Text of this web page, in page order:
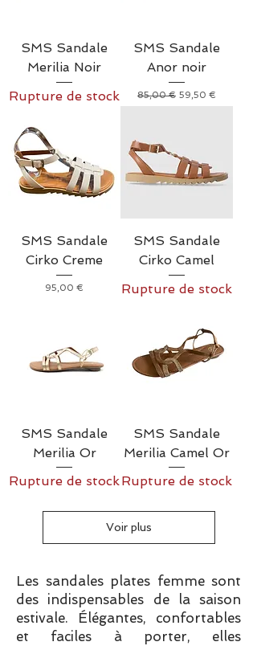
SMS Sandale
Merilia Noir
Rupture de stock
SMS Sandale
Anor noir
Prix original
85,00 € Prix promotionnel
59,50 €
SMS Sandale
Cirko Creme
Prix
95,00 €
SMS Sandale
Cirko Camel
Rupture de stock
SMS Sandale
Merilia Or
Rupture de stock
SMS Sandale
Merilia Camel Or
Rupture de stock
Voir plus
Les sandales plates femme sont
des indispensables de la saison
estivale. Élégantes, confortables
et faciles à porter, elles